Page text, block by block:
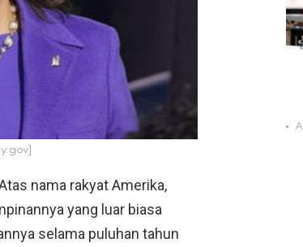
nama rakyat Amerika,
yang luar biasa
selama puluhan tahun